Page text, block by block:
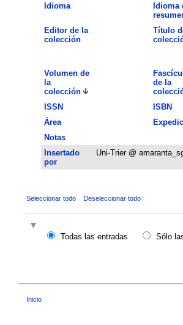
Idioma
Idioma
Editor de la
colección
Título
Volumen de
la
colección
de la
ISSN
ISBN
Área
Notas
Insertado
por
Uni-Trier @
Seleccionar todo Deseleccionar todo
Todas las entradas
Sólo
Inicio